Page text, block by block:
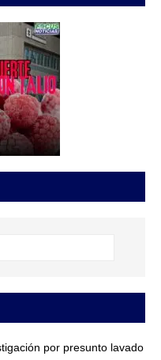
por presunto lavado